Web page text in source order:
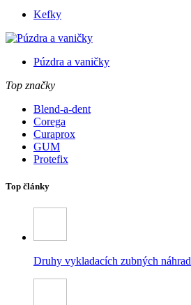
Kefky
Púzdra a vaničky
Top značky
Blend-a-dent
Corega
Curaprox
GUM
Protefix
Top články
Druhy vykladacích zubných náhrad